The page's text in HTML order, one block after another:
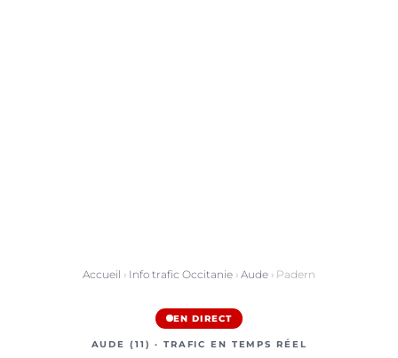
Accueil › Info trafic Occitanie › Aude › Padern
EN DIRECT
AUDE (11) · TRAFIC EN TEMPS RÉEL